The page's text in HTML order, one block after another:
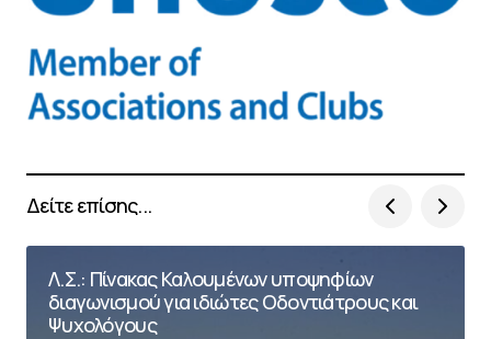
Δείτε επίσης...
Λ.Σ.: Πίνακας Καλουμένων υποψηφίων
διαγωνισμού για ιδιώτες Οδοντιάτρους και
Ψυχολόγους